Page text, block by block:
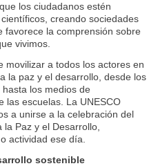
los ciudadanos estén
creando sociedades
favorece la comprensión sobre
vivimos.
movilizar a todos los actores en
la paz y el desarrollo, desde los
los medios de
las escuelas. La UNESCO
a unirse a la celebración del
Paz y el Desarrollo,
actividad ese día.
sostenible